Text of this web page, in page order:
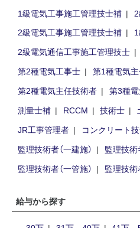
1級電気工事施工管理技士補
2級電気工事施工管理技士補
2級電気通信工事施工管理技士
第2種電気工事士
第1種電気
第2種電気主任技術者
第3種
測量士補
RCCM 技術士
JR工事管理者
コンクリート
監理技術者（一建施）
監理技術
監理技術者（一管施）
監理技術
給与から探す